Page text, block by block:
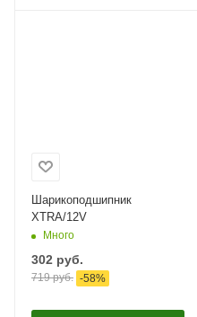
Шарикоподшипник
XTRA/12V
Много
302 руб.
719руб. -58%